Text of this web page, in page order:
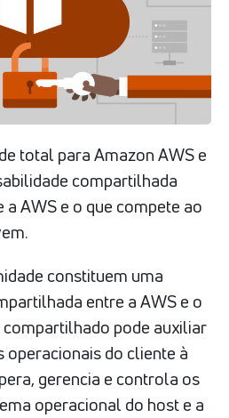
total para Amazon AWS e
compartilhada
AWS e o que compete ao
constituem uma
entre a AWS e o
pode auxiliar
operacionais do cliente à
gerencia e controla os
operacional do host e a